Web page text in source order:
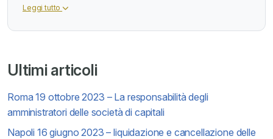
Ultimi articoli
Roma 19 ottobre 2023 – La responsabilità degli
amministratori delle società di capitali
Napoli 16 giugno 2023 – liquidazione e cancellazione delle
Leggi tutto